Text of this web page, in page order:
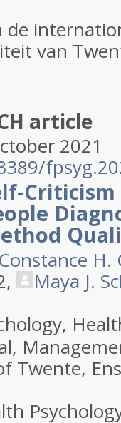
de
van
article
2021
Constance H.
,
Maya J.
Twente,